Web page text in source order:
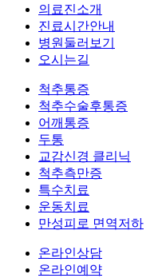
의료진소개
진료시간안내
병원둘러보기
오시는길
척추통증
척추수술후통증
어깨통증
두통
교감신경 클리닉
척추측만증
특수치료
운동치료
만성피로 면역저하
온라인상담
온라인예약